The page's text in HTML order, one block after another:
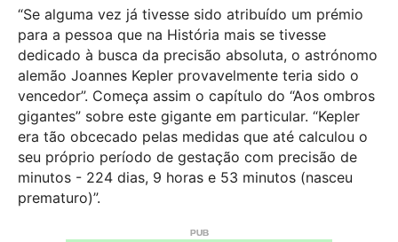
“Se alguma vez já tivesse sido atribuído um prémio
para a pessoa que na História mais se tivesse
dedicado à busca da precisão absoluta, o astrónomo
alemão Joannes Kepler provavelmente teria sido o
vencedor”. Começa assim o capítulo do “Aos ombros
gigantes” sobre este gigante em particular. “Kepler
era tão obcecado pelas medidas que até calculou o
seu próprio período de gestação com precisão de
minutos - 224 dias, 9 horas e 53 minutos (nasceu
prematuro)”.